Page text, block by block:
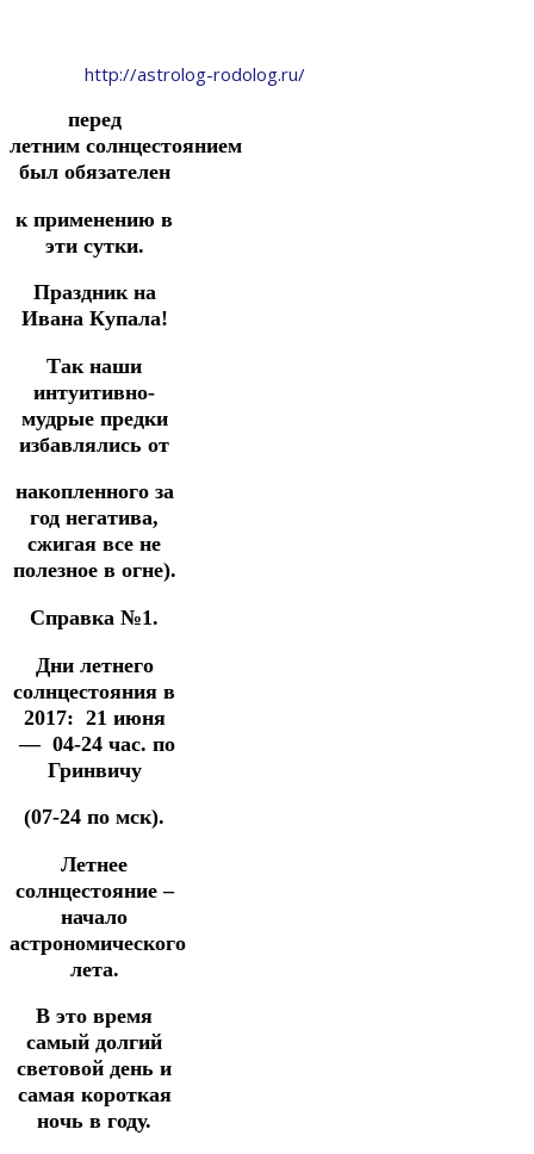
http://astrolog-rodolog.ru/
перед
летним солнцестоянием
был обязателен
к применению в
эти сутки.
Праздник на
Ивана Купала!
Так наши
интуитивно-
мудрые предки
избавлялись от
накопленного за
год негатива,
сжигая все не
полезное в огне).
Справка №1.
Дни летнего
солнцестояния в
2017: 21 июня
— 04-24 час. по
Гринвичу
(07-24 по мск).
Летнее
солнцестояние –
начало
астрономического
лета.
В это время
самый долгий
световой день и
самая короткая
ночь в году.